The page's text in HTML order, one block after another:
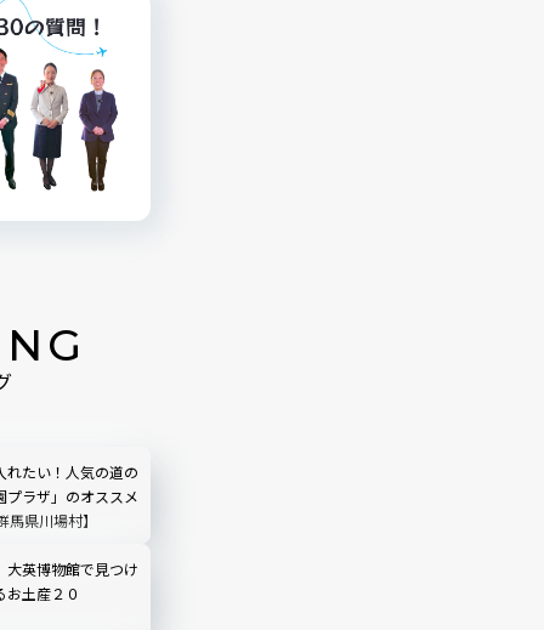
れたい！人気の道の
プラザ」のオススメ
県川場村】
大英博物館で見つけ
お土産２０